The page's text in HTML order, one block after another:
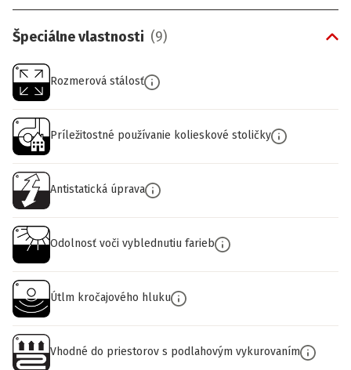
Špeciálne vlastnosti (9)
Rozmerová stálosť
Príležitostné používanie kolieskové stoličky
Antistatická úprava
Odolnosť voči vyblednutiu farieb
Útlm kročajového hluku
Vhodné do priestorov s podlahovým vykurovaním